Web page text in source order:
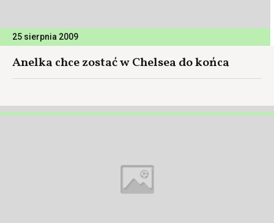
25 sierpnia 2009
Anelka chce zostać w Chelsea do końca